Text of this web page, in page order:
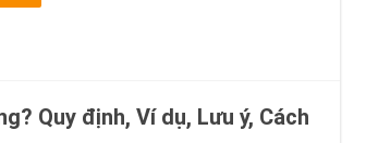
Quy định, Ví dụ, Lưu ý, Cách